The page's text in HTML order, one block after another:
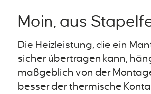
Moin, aus
Die Heizleistung, die ein
sicher übertragen kann,
maßgeblich von der
besser der thermische